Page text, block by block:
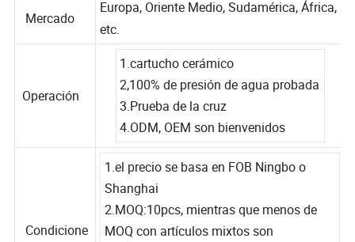
Europa, Oriente Medio, Sudamérica, África,
etc.
1.cartucho cerámico
2,100% de presión de agua probada
3.Prueba de la cruz
4.ODM, OEM son bienvenidos
1.el precio se basa en FOB Ningbo o
Shanghai